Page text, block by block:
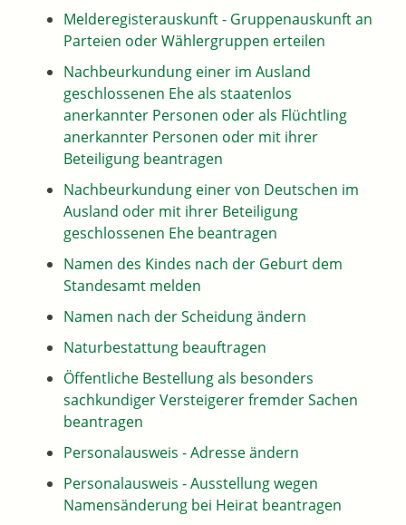
Melderegisterauskunft - Gruppenauskunft an
Parteien oder Wählergruppen erteilen
Nachbeurkundung einer im Ausland
geschlossenen Ehe als staatenlos
anerkannter Personen oder als Flüchtling
anerkannter Personen oder mit ihrer
Beteiligung beantragen
Nachbeurkundung einer von Deutschen im
Ausland oder mit ihrer Beteiligung
geschlossenen Ehe beantragen
Namen des Kindes nach der Geburt dem
Standesamt melden
Namen nach der Scheidung ändern
Naturbestattung beauftragen
Öffentliche Bestellung als besonders
sachkundiger Versteigerer fremder Sachen
beantragen
Personalausweis - Adresse ändern
Personalausweis - Ausstellung wegen
Namensänderung bei Heirat beantragen